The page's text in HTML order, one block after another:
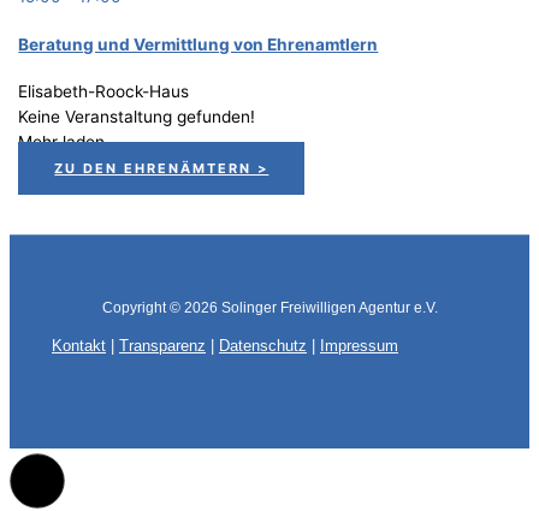
Bera­tung und Ver­mitt­lung von Ehrenamtlern
Elisabeth-Roock-Haus
Keine Veranstaltung gefunden!
Mehr laden
ZU DEN EHRENÄMTERN >
Copyright © 2026 Solinger Freiwilligen Agentur e.V.
Kontakt Transparenz Datenschutz Impressum